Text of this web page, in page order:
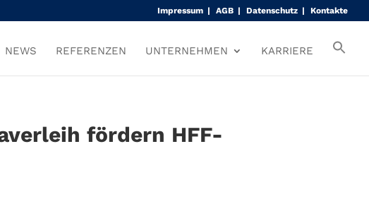
Impressum AGB Datenschutz Kontakte
NEWS REFERENZEN UNTERNEHMEN KARRIERE
fördern HFF-